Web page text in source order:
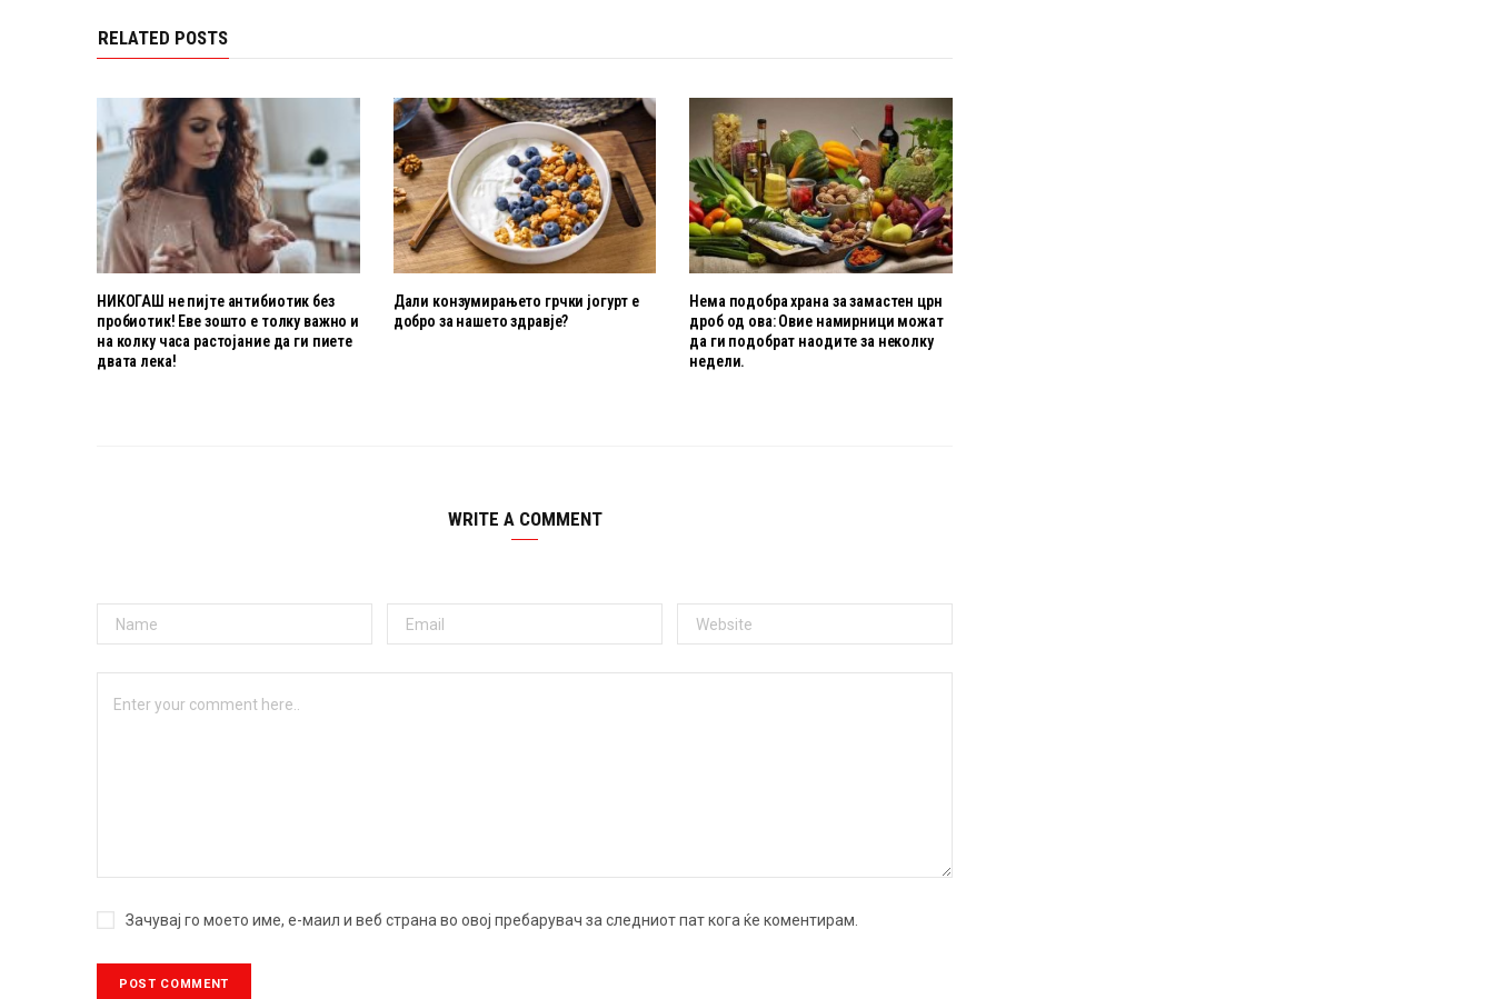
RELATED POSTS
НИКОГАШ не пијте антибиотик без
пробиотик! Еве зошто е толку важно и
на колку часа растојание да ги пиете
двата лека!
Дали конзумирањето грчки јогурт е
добро за нашето здравје?
Нема подобра храна за замастен црн
дроб од ова: Овие намирници можат
да ги подобрат наодите за неколку
недели.
WRITE A COMMENT
Зачувај го моето име, е-маил и веб страна во овој пребарувач за следниот пат кога ќе коментирам.